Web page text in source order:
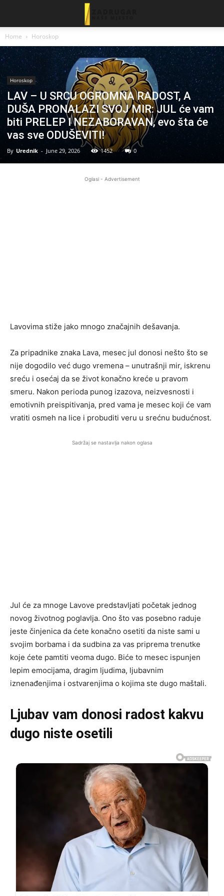
Home Horoskop
Horoskop
LAV – U SRCU OGROMNA RADOST, A
DUŠA PRONALAZI SVOJ MIR: JUL će vam
biti PRELEP I NEZABORAVAN, evo šta će
vas sve ODUŠEVITI!
By Urednik - June 29, 2026 1452 0
Oglasi - Advertisement
Lavovima stiže jako mnogo značajnih dešavanja.
Za pripadnike znaka Lava, mesec jul donosi nešto što se
nije dogodilo već dugo vremena – unutrašnji mir, iskrenu
sreću i osećaj da se život konačno kreće u pravom
smeru. Nakon perioda punog izazova, neizvesnosti i
emotivnih preispitivanja, pred vama je mesec koji će vam
vratiti osmeh na lice i probuditi veru u srećnu budućnost.
Sadržaj se nastavlja nakon oglasa
Jul će za mnoge Lavove predstavljati početak jednog
novog životnog poglavlja. Ono što vas posebno raduje
jeste činjenica da ćete konačno osetiti da niste sami u
svojim borbama i da sudbina za vas priprema trenutke
koje ćete pamtiti veoma dugo. Biće to mesec ispunjen
lepim emocijama, dragim ljudima, ljubavnim
iznenađenjima i ostvarenjima o kojima ste dugo maštali.
Ljubav vam donosi radost kakvu
dugo niste osetili